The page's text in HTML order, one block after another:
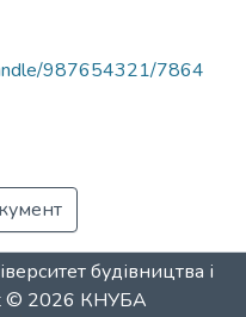
987654321/7864
будівництва і
© 2026 КНУБА